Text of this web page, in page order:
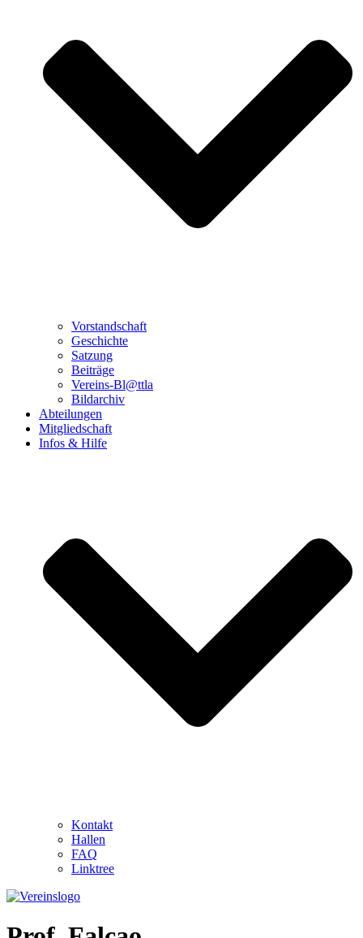
Vorstandschaft
Geschichte
Satzung
Beiträge
Vereins-Bl@ttla
Bildarchiv
Abteilungen
Mitgliedschaft
Infos & Hilfe
Kontakt
Hallen
FAQ
Linktree